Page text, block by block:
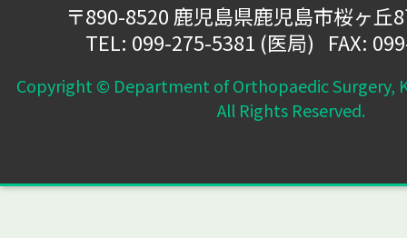
〒890-8520 鹿児島県鹿児島市桜ヶ丘
TEL: 099-275-5381 (医局) FAX:
Copyright © Department of Orthopaedic Surgery,
All Rights Reserved.